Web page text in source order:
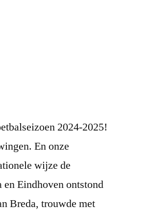
2024-2025!
En onze
wijze de
Eindhoven ontstond
Breda, trouwde met